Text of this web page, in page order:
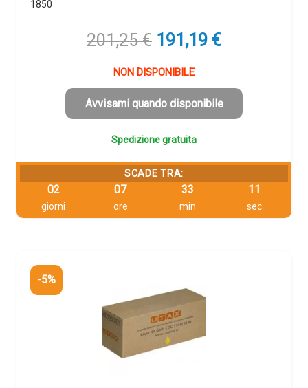
1850
201,25€ Il
prezzo
originale
era:
201,25 €.
191,19 €Il
è:
191,19 €.
NON DISPONIBILE
Avvisami quando disponibile
Spedizione gratuita
SCADE TRA:
02
giorni
07
ore
33
min
11
sec
-5%